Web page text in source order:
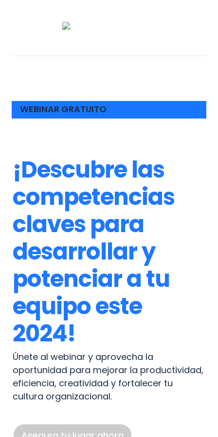
WEBINAR GRATUITO
¡Descubre las
competencias
claves para
desarrollar y
potenciar a tu
equipo este
2024!
Únete al webinar y aprovecha la
oportunidad para mejorar la productividad,
eficiencia, creatividad y fortalecer tu
cultura organizacional.